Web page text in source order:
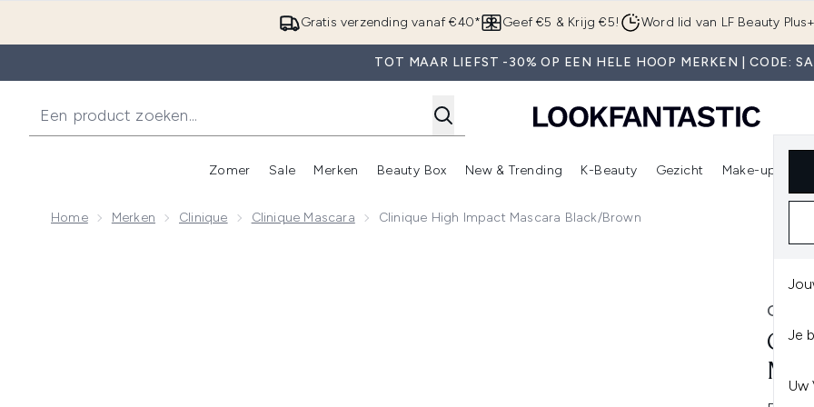
Overslaan naar de hoofdinhoud
Gratis verzending vanaf €40* Geef €5 & Krijg €5! Word lid van LF Beauty Plus+
TOT MAAR LIEFST -30% OP EEN HELE HOOP MERKEN | CODE:
Je
Uw
Zomer
Enter submenu (Zomer)
Sale
Enter submenu (Sale)
Merken
Enter submenu (Merken)
Beauty Box
Enter submenu (Beauty Box)
New & Trending
Enter submenu (New & Trending)
K-Beauty
Enter submenu (K-Beauty)
Gezicht Make-up
Home Merken Clinique Clinique Mascara Clinique High Impact Mascara Black/Brown